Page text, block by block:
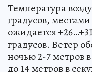
Температура
градусов,
ожидается
градусов. Ветер
ночью 2-7 метров
до 14 метров в